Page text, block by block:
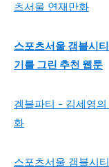
츠서울 연재만화
스포츠서울 갬블시
기를 그린 추천 웹툰
겜블파티 - 김세영
화
스포츠서울 갬블시